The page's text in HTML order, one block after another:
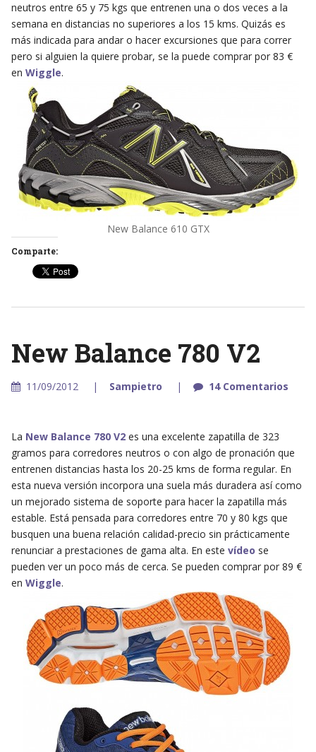
neutros entre 65 y 75 kgs que entrenen una o dos veces a la
semana en distancias no superiores a los 15 kms. Quizás es
más indicada para andar o hacer excursiones que para correr
pero si alguien la quiere probar, se la puede comprar por 83 €
en Wiggle.
New Balance 610 GTX
Comparte:
New Balance 780 V2
11/09/2012 Sampietro 14 Comentarios
La New Balance 780 V2es una excelente zapatilla de 323
gramos para corredores neutros o con algo de pronación que
entrenen distancias hasta los 20-25 kms de forma regular. En
esta nueva versión incorpora una suela más duradera así como
un mejorado sistema de soporte para hacer la zapatilla más
estable. Está pensada para corredores entre 70 y 80 kgs que
busquen una buena relación calidad-precio sin prácticamente
renunciar a prestaciones de gama alta. En este vídeo se
pueden ver un poco más de cerca. Se pueden comprar por 89 €
en Wiggle.